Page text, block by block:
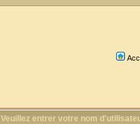
Veuillez entrer votre nom